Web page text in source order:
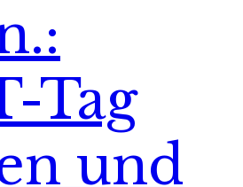
Tag
und